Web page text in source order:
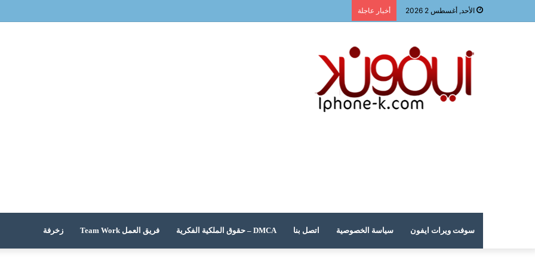
الأحد, أغسطس 2 2026 أخبار عاجلة
سوفت ويرات ايفون سياسة الخصوصية اتصل بنا DMCA – حقوق الملكية الفكرية فريق العمل Team Work زخرفة